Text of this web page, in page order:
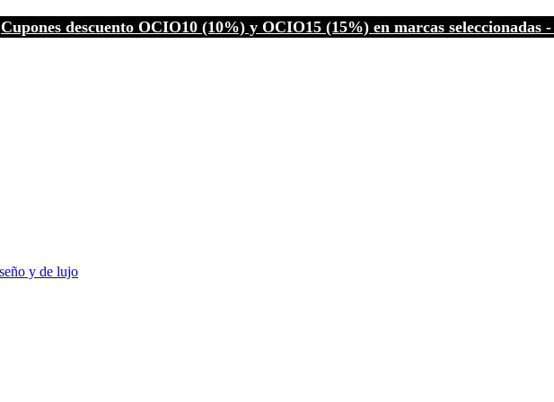
Cupones descuento OCIO10 (10%) y OCIO15 (15%) en marcas seleccionadas